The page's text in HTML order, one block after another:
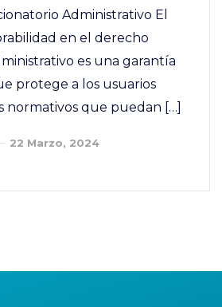
Administrativo El
en el derecho
es una garantía
protege a los usuarios
normativos que puedan […]
22 Marzo, 2024